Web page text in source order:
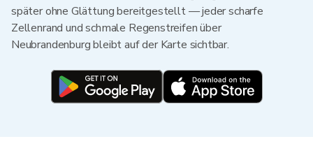
später ohne Glättung bereitgestellt — jeder scharfe
Zellenrand und schmale Regenstreifen über
Neubrandenburg bleibt auf der Karte sichtbar.